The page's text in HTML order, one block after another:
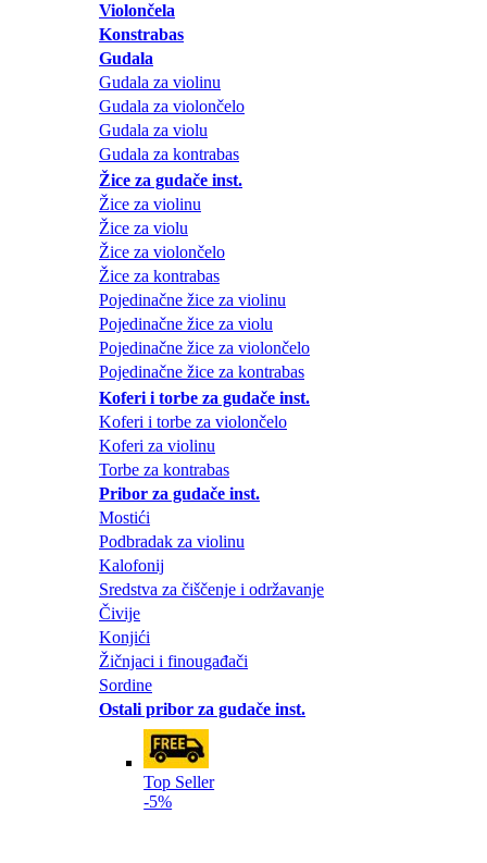
Violončela
Konstrabas
Gudala
Gudala za violinu
Gudala za violončelo
Gudala za violu
Gudala za kontrabas
Žice za gudače inst.
Žice za violinu
Žice za violu
Žice za violončelo
Žice za kontrabas
Pojedinačne žice za violinu
Pojedinačne žice za violu
Pojedinačne žice za violončelo
Pojedinačne žice za kontrabas
Koferi i torbe za gudače inst.
Koferi i torbe za violončelo
Koferi za violinu
Torbe za kontrabas
Pribor za gudače inst.
Mostići
Podbradak za violinu
Kalofonij
Sredstva za čiščenje i održavanje
Čivije
Konjići
Žičnjaci i finougađači
Sordine
Ostali pribor za gudače inst.
Top Seller
-5%